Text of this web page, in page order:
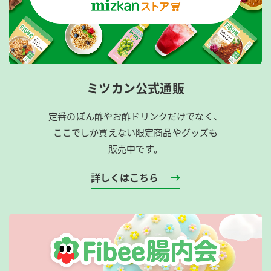
ミツカン公式通販
定番のぽん酢やお酢ドリンクだけでなく、
ここでしか買えない限定商品やグッズも
販売中です。
詳しくはこちら